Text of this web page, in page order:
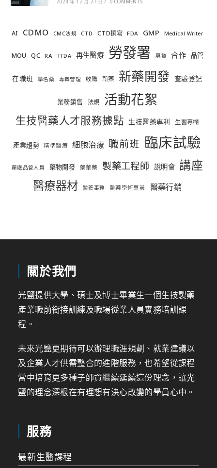
2024 年 12 月 27 日 / 0 COMMENTS
AI CDMO CMC法規 CTD CTD撰寫 FDA GMP Medical Writer
MOU QC RA TFDA 再生醫療 勞發署 募資 合作 品管
在職班 學名藥 專案管理 收購 新藥 新藥開發 查驗登記
業務銷售 法規 活動花絮
生技醫藥人才服務據點 生技醫藥專利 生醫專欄
產業趨勢 精準醫療 細胞治療 職前班 臨床試驗
藥廠品管人員 藥物開發 藥華藥 製藥工程師 說明會 講座
醫療器材 醫藥事務 醫藥學術專員 醫藥行銷
關於我們
光鹽提供大學、碩士及博士畢業生一個生技製藥
產業職前銜接訓練及職場從業人員實務培訓課
程。
未來光鹽更期待可以辦理職涯規劃、就業建議以
及企業人才供需整合的進階服務，也希望從課程
當中培育更多種子師資繼續延續這份理念，讓光
鹽的理念深根在有理想有決心改變的學員心中。
服務
最新生醫課程